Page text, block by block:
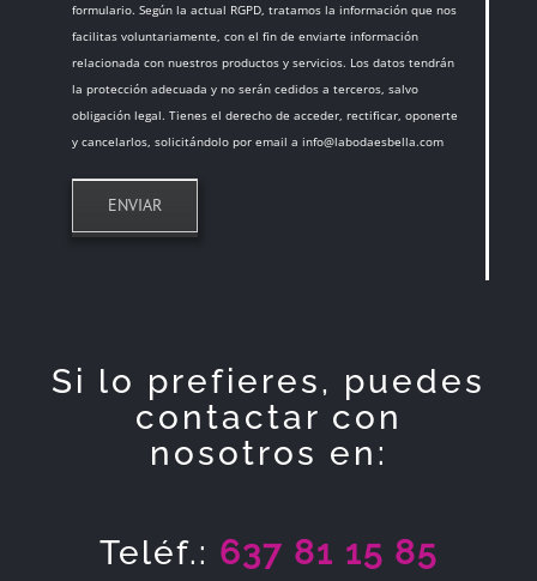
formulario. Según la actual RGPD, tratamos la información que nos
facilitas voluntariamente, con el fin de enviarte información
relacionada con nuestros productos y servicios. Los datos tendrán
la protección adecuada y no serán cedidos a terceros, salvo
obligación legal. Tienes el derecho de acceder, rectificar, oponerte
y cancelarlos, solicitándolo por email a info@labodaesbella.com
Si lo prefieres, puedes
contactar con
nosotros en:
Teléf.: 637 81 15 85